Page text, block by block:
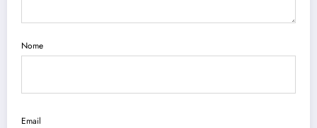
Nome
Email